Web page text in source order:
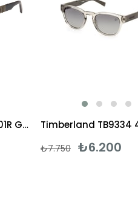
Timberland TB00005 01R Güneş Gözlüğü
₺6.200
₺7.750